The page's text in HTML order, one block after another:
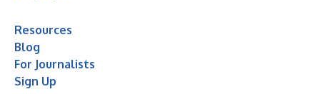
Resources
Blog
For Journalists
Sign Up